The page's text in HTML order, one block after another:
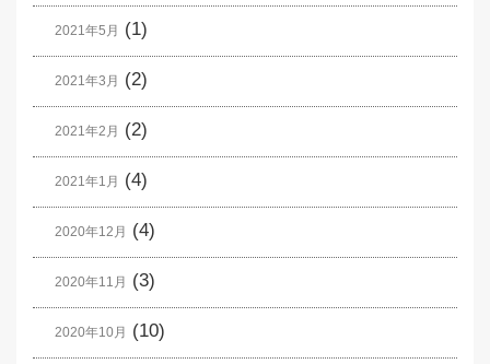
2021年5月 (1)
2021年3月 (2)
2021年2月 (2)
2021年1月 (4)
2020年12月 (4)
2020年11月 (3)
2020年10月 (10)